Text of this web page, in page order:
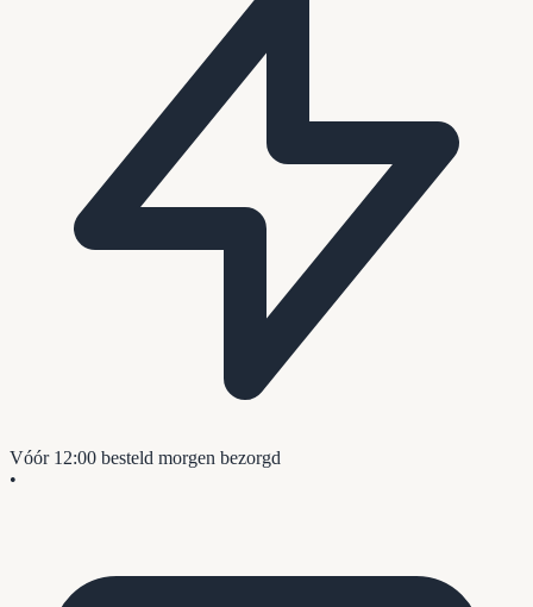
Vóór 12:00 besteld morgen bezorgd
•